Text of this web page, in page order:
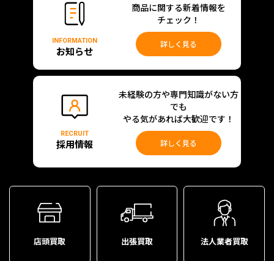
INFORMATION
お知らせ
商品に関する新着情報を
チェック！
詳しく見る
RECRUIT
採用情報
未経験の方や専門知識がない方
でも
やる気があれば大歓迎です！
詳しく見る
店頭買取 出張買取 法人業者買取